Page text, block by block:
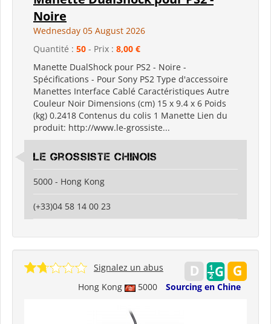
Noire
Wednesday 05 August 2026
Quantité : 50 - Prix : 8,00 €
Manette DualShock pour PS2 - Noire -
Spécifications - Pour Sony PS2 Type d'accessoire
Manettes Interface Cablé Caractéristiques Autre
Couleur Noir Dimensions (cm) 15 x 9.4 x 6 Poids
(kg) 0.2418 Contenus du colis 1 Manette Lien du
produit: http://www.le-grossiste...
Le grossiste chinois
5000 - Hong Kong
(+33)04 58 14 00 23
Hong Kong 5000 Sourcing en Chine
Signalez un abus